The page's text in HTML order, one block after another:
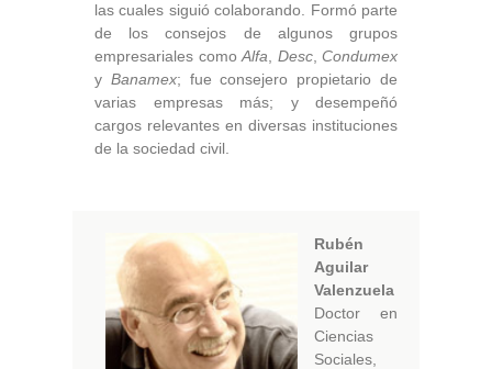
las cuales siguió colaborando. Formó parte
de los consejos de algunos grupos
empresariales como Alfa Desc, Condumex
y Banamex; fue consejero propietario de
varias empresas más; y desempeñó
cargos relevantes en diversas instituciones
de la sociedad civil.
Rubén
Aguilar
Valenzuela
Doctor en
Ciencias
Sociales,